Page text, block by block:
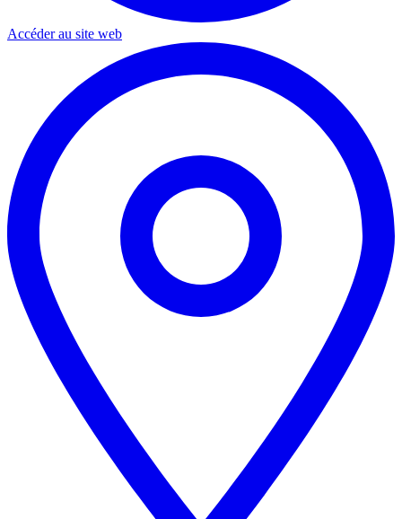
Accéder au site web